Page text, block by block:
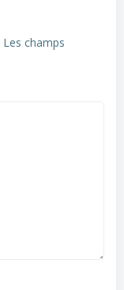
Les champs